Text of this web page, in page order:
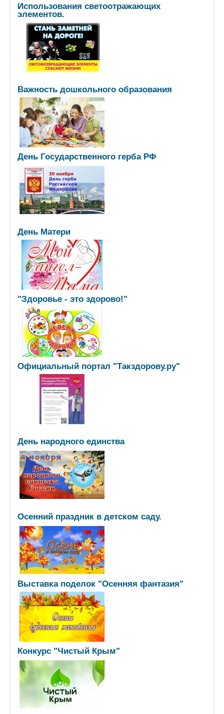
Использования светоотражающих
элементов.
Важность дошкольного образования
День Государственного герба РФ
День Матери
"Здоровье - это здорово!"
Официальный портал "Такздорову.ру"
День народного единства
Осенний праздник в детском саду.
Выставка поделок "Осенняя фантазия"
Конкурс "Чистый Крым"